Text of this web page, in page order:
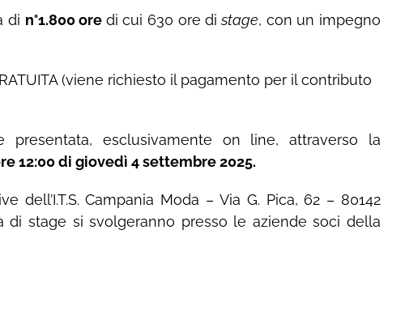
di n°1.800 ore di cui 630 ore di stage, con un impegno
(viene richiesto il pagamento per il contributo
esclusivamente on line, attraverso la
12:00 di giovedì 4 settembre 2025.
Campania Moda – Via G. Pica, 62 – 80142
di stage si svolgeranno presso le aziende soci della